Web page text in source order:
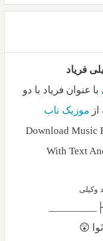
فریاد
با عنوان فریاد با دو
موزیک ناب
Download Music
With Text
وکیلی
😲